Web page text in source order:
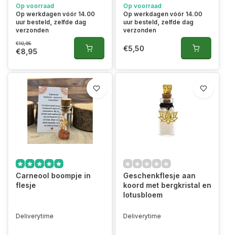
Op voorraad
Op werkdagen vóór 14.00
uur besteld, zelfde dag
verzonden
€10,95
€8,95
Op voorraad
Op werkdagen vóór 14.00
uur besteld, zelfde dag
verzonden
€5,50
Carneool boompje in
flesje
Deliverytime
Geschenkflesje aan
koord met bergkristal en
lotusbloem
Deliverytime